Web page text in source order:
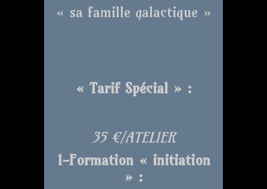
« sa famille galactique »
« Tarif Spécial » :
35 €/ATELIER
1-Formation « initiation
» :